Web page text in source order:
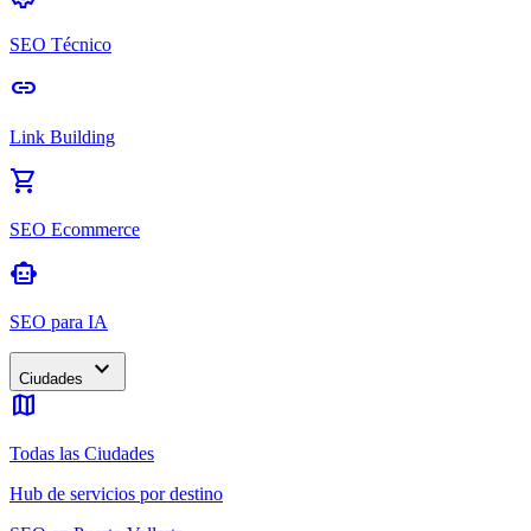
SEO Técnico
link
Link Building
shopping_cart
SEO Ecommerce
smart_toy
SEO para IA
Ciudades
expand_more
map
Todas las Ciudades
Hub de servicios por destino